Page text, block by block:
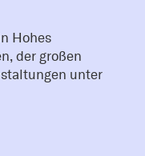
Hohes
der großen
unter